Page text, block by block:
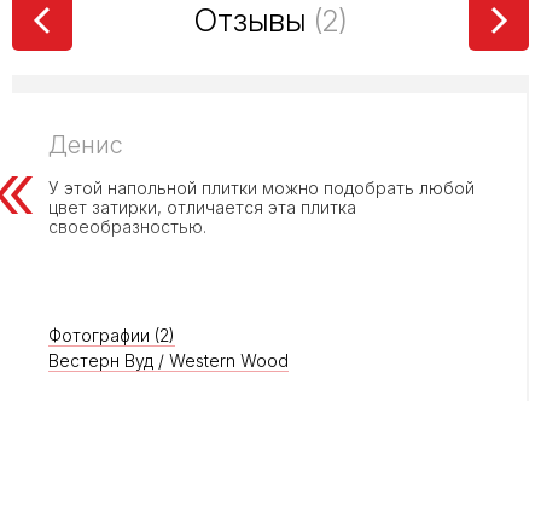
Отзывы (2)
Денис
У этой напольной плитки можно подобрать любой
цвет затирки, отличается эта плитка
своеобразностью.
Фотографии (2)
Вестерн Вуд / Western Wood